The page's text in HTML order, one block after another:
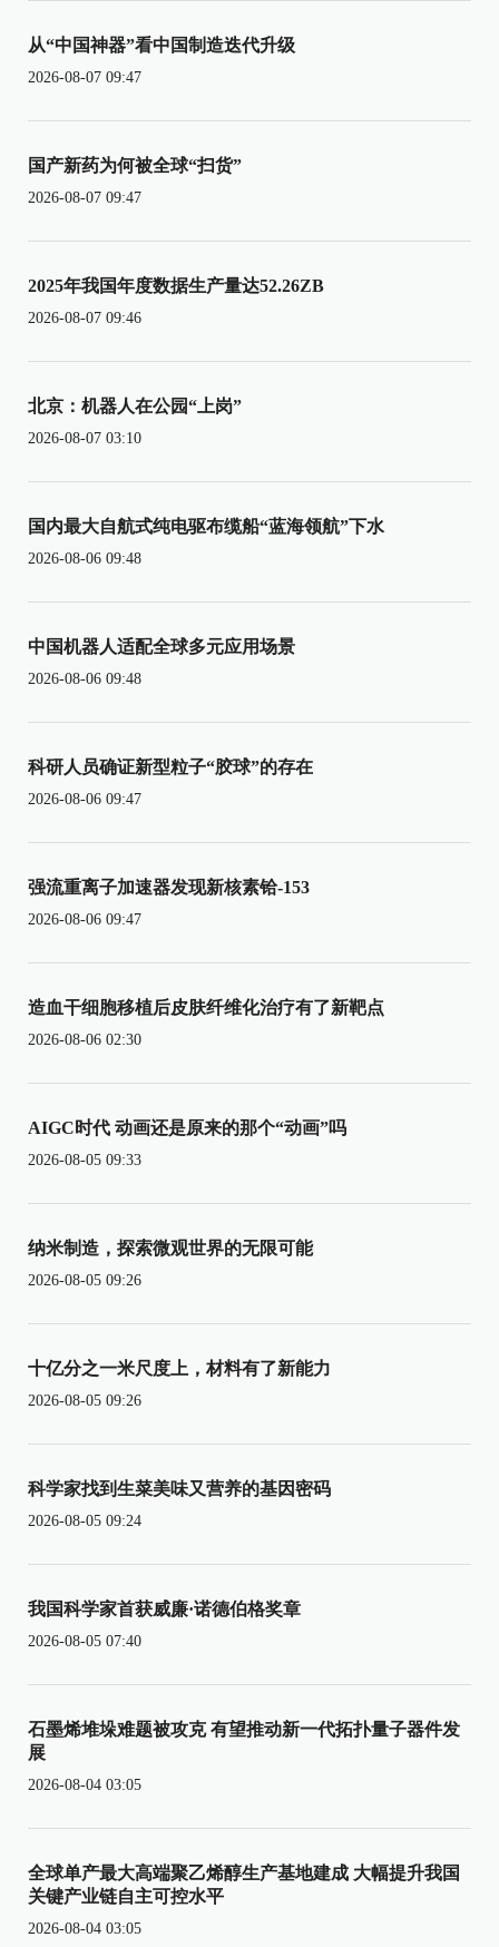
从“中国神器”看中国制造迭代升级
2026-08-07 09:47
国产新药为何被全球“扫货”
2026-08-07 09:47
2025年我国年度数据生产量达52.26ZB
2026-08-07 09:46
北京：机器人在公园“上岗”
2026-08-07 03:10
国内最大自航式纯电驱布缆船“蓝海领航”下水
2026-08-06 09:48
中国机器人适配全球多元应用场景
2026-08-06 09:48
科研人员确证新型粒子“胶球”的存在
2026-08-06 09:47
强流重离子加速器发现新核素铪-153
2026-08-06 09:47
造血干细胞移植后皮肤纤维化治疗有了新靶点
2026-08-06 02:30
AIGC时代 动画还是原来的那个“动画”吗
2026-08-05 09:33
纳米制造，探索微观世界的无限可能
2026-08-05 09:26
十亿分之一米尺度上，材料有了新能力
2026-08-05 09:26
科学家找到生菜美味又营养的基因密码
2026-08-05 09:24
我国科学家首获威廉·诺德伯格奖章
2026-08-05 07:40
石墨烯堆垛难题被攻克 有望推动新一代拓扑量子器件发
展
2026-08-04 03:05
全球单产最大高端聚乙烯醇生产基地建成 大幅提升我国
关键产业链自主可控水平
2026-08-04 03:05